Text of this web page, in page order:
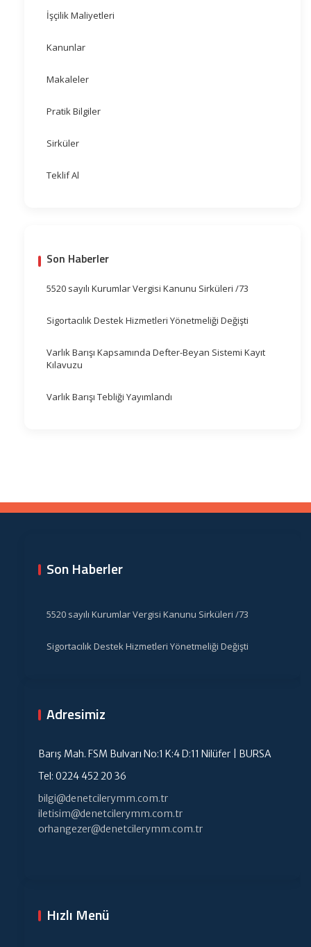
İşçilik Maliyetleri
Kanunlar
Makaleler
Pratik Bilgiler
Sirküler
Teklif Al
Son Haberler
5520 sayılı Kurumlar Vergisi Kanunu Sirküleri /73
Sigortacılık Destek Hizmetleri Yönetmeliği Değişti
Varlık Barışı Kapsamında Defter-Beyan Sistemi Kayıt
Kılavuzu
Varlık Barışı Tebliği Yayımlandı
Son Haberler
5520 sayılı Kurumlar Vergisi Kanunu Sirküleri /73
Sigortacılık Destek Hizmetleri Yönetmeliği Değişti
Adresimiz
Barış Mah. FSM Bulvarı No:1 K:4 D:11 Nilüfer | BURSA
Tel: 0224 452 20 36
bilgi@denetcilerymm.com.tr
iletisim@denetcilerymm.com.tr
orhangezer@denetcilerymm.com.tr
Hızlı Menü